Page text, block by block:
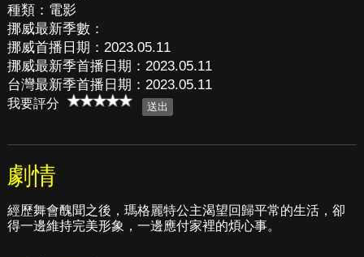
種類：電影
挪威最新季數：
挪威首播日期：2023.05.11
挪威最新季首播日期：2023.05.11
台灣最新季首播日期：2023.05.11
我要評分
劇情
經歷舞會醜聞之後，瑪格麗特公主渴望回歸平常的生活，卻
得一邊維持完美形象，一邊應付家裡的煩心事。